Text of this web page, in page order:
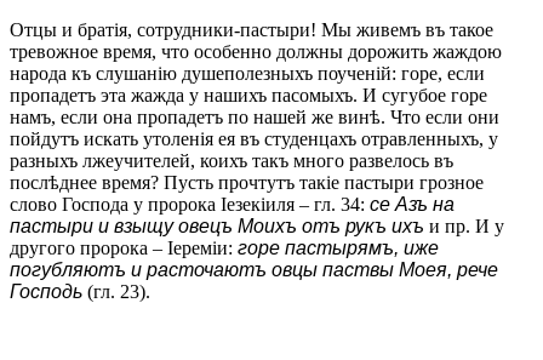
Отцы и братія, сотрудники-пастыри! Мы живемъ въ такое
тревожное время, что особенно должны дорожить жаждою
народа къ слушанію душеполезныхъ поученій: горе, если
пропадетъ эта жажда у нашихъ пасомыхъ. И сугубое горе
намъ, если она пропадетъ по нашей же винѣ. Что если они
пойдутъ искать утоленія ея въ студенцахъ отравленныхъ, у
разныхъ лжеучителей, коихъ такъ много развелось въ
послѣднее время? Пусть прочтутъ такіе пастыри грозное
слово Господа у пророка Іезекіиля – гл. 34: се Азъ на
пастыри и взыщу овецъ Моихъ отъ рукъ ихъ и пр. И у
другого пророка – Іереміи: горе пастырямъ, иже
погубляютъ и расточаютъ овцы паствы Моея, рече
Господь (гл. 23).